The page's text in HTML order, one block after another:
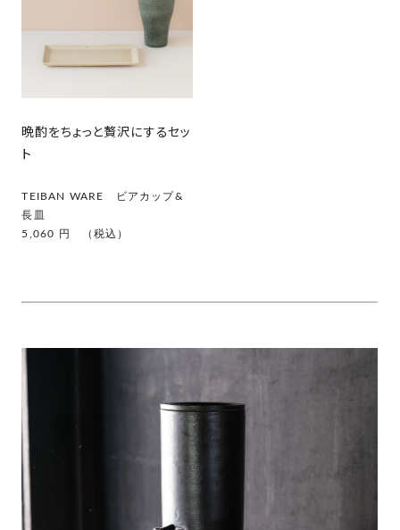
晩酌をちょっと贅沢にするセッ
ト
TEIBAN WARE ビアカップ&
長皿
5,060 円 （税込）